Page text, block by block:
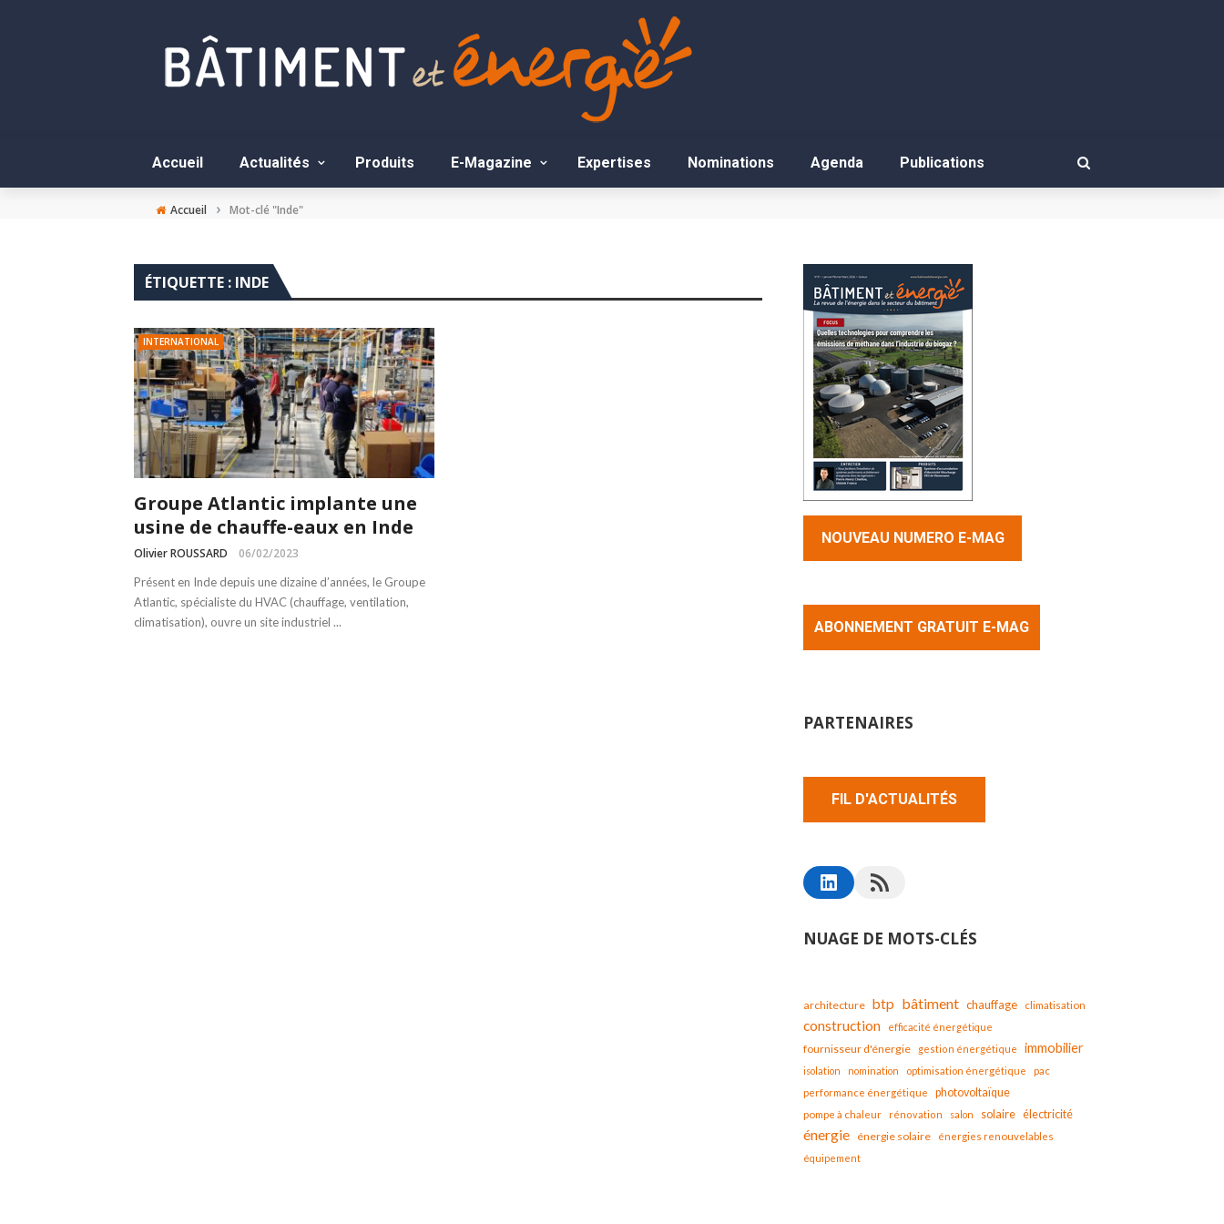
Accueil Actualités Produits E-Magazine Expertises Nominations Agenda Publications
Accueil › Mot-clé "Inde"
ÉTIQUETTE : INDE
INTERNATIONAL
Groupe Atlantic implante une
usine de chauffe-eaux en Inde
Olivier ROUSSARD 06/02/2023
Présent en Inde depuis une dizaine d’années, le Groupe
Atlantic, spécialiste du HVAC (chauffage, ventilation,
climatisation), ouvre un site industriel ...
NOUVEAU NUMERO E-MAG
ABONNEMENT GRATUIT E-MAG
PARTENAIRES
FIL D'ACTUALITÉS
NUAGE DE MOTS-CLÉS
architecture btp bâtiment chauffage climatisation
construction efficacité énergétique
fournisseur d'énergie gestion énergétique immobilier
isolation nomination optimisation énergétique
pac
performance énergétique
photovoltaïque
pompe à chaleur rénovation salon solaire électricité
énergie énergie solaire
énergies renouvelables
équipement